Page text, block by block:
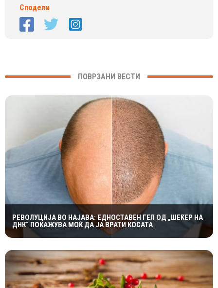
Сподели
ПОВРЗАНИ ВЕСТИ
РЕВОЛУЦИЈА ВО НАЈАВA: ЕДНОСТАВЕН ГЕЛ ОД „ШЕЌЕР НА
ДНК“ ПОКАЖУВА МОЌ ДА ЈА ВРАТИ КОСАТА